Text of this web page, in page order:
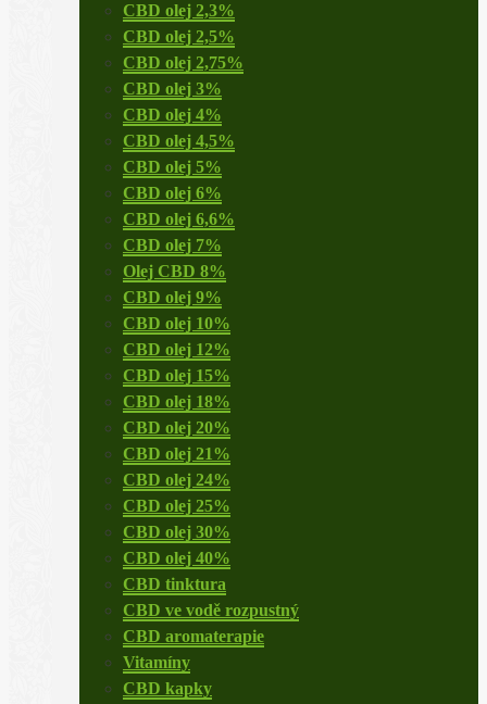
CBD olej 2,3%
CBD olej 2,5%
CBD olej 2,75%
CBD olej 3%
CBD olej 4%
CBD olej 4,5%
CBD olej 5%
CBD olej 6%
CBD olej 6,6%
CBD olej 7%
Olej CBD 8%
CBD olej 9%
CBD olej 10%
CBD olej 12%
CBD olej 15%
CBD olej 18%
CBD olej 20%
CBD olej 21%
CBD olej 24%
CBD olej 25%
CBD olej 30%
CBD olej 40%
CBD tinktura
CBD ve vodě rozpustný
CBD aromaterapie
Vitamíny
CBD kapky